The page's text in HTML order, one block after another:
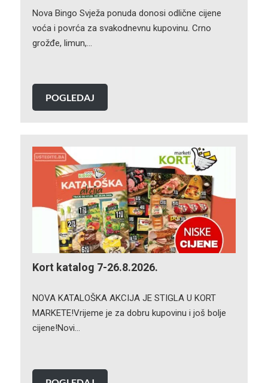
Nova Bingo Svježa ponuda donosi odlične cijene
voća i povrća za svakodnevnu kupovinu. Crno
grožđe, limun,…
POGLEDAJ
Kort katalog 7-26.8.2026.
NOVA KATALOŠKA AKCIJA JE STIGLA U KORT
MARKETE!Vrijeme je za dobru kupovinu i još bolje
cijene!Novi…